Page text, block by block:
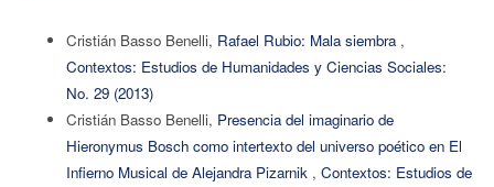
Cristián Basso Benelli, Rafael Rubio: Mala siembra ,
Contextos: Estudios de Humanidades y Ciencias Sociales:
No. 29 (2013)
Cristián Basso Benelli, Presencia del imaginario de
Hieronymus Bosch como intertexto del universo poético en El
Infierno Musical de Alejandra Pizarnik , Contextos: Estudios de